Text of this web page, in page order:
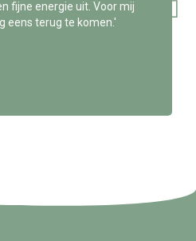
fijne energie uit. Voor mij
eens terug te komen.'